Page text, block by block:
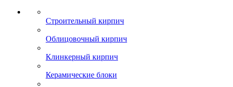
Строительный кирпич
Облицовочный кирпич
Клинкерный кирпич
Керамические блоки